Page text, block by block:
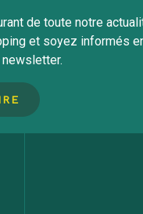
de toute notre
et soyez informés